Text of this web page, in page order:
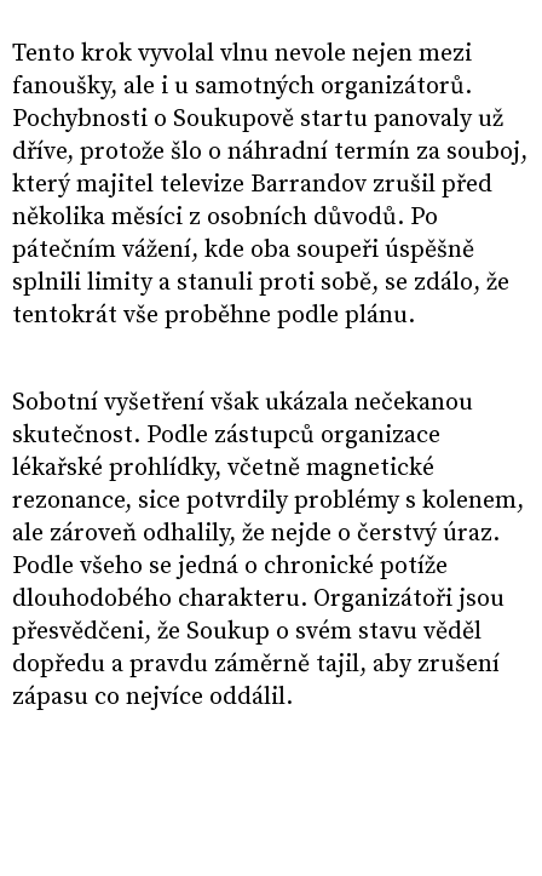
Tento krok vyvolal vlnu nevole nejen mezi
fanoušky, ale i u samotných organizátorů.
Pochybnosti o Soukupově startu panovaly už
dříve, protože šlo o náhradní termín za souboj,
který majitel televize Barrandov zrušil před
několika měsíci z osobních důvodů. Po
pátečním vážení, kde oba soupeři úspěšně
splnili limity a stanuli proti sobě, se zdálo, že
tentokrát vše proběhne podle plánu.
Sobotní vyšetření však ukázala nečekanou
skutečnost. Podle zástupců organizace
lékařské prohlídky, včetně magnetické
rezonance, sice potvrdily problémy s kolenem,
ale zároveň odhalily, že nejde o čerstvý úraz.
Podle všeho se jedná o chronické potíže
dlouhodobého charakteru. Organizátoři jsou
přesvědčeni, že Soukup o svém stavu věděl
dopředu a pravdu záměrně tajil, aby zrušení
zápasu co nejvíce oddálil.